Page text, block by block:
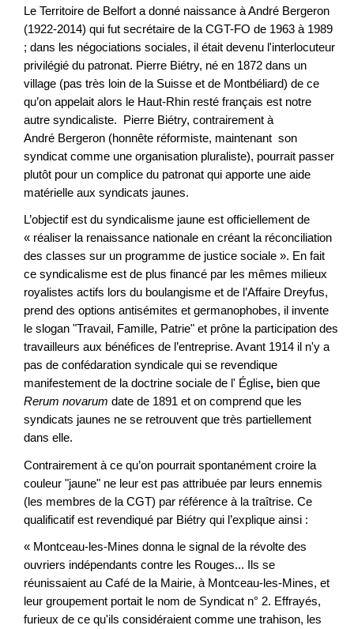
Le Territoire de Belfort a donné naissance à André Bergeron
(1922-2014) qui fut secrétaire de la CGT-FO de 1963 à 1989
; dans les négociations sociales, il était devenu l'interlocuteur
privilégié du patronat. Pierre Biétry, né en 1872 dans un
village (pas très loin de la Suisse et de Montbéliard) de ce
qu’on appelait alors le Haut-Rhin resté français est notre
autre syndicaliste. Pierre Biétry, contrairement à
André Bergeron (honnête réformiste, maintenant son
syndicat comme une organisation pluraliste), pourrait passer
plutôt pour un complice du patronat qui apporte une aide
matérielle aux syndicats jaunes.
L’objectif est du syndicalisme jaune est officiellement de
« réaliser la renaissance nationale en créant la réconciliation
des classes sur un programme de justice sociale ». En fait
ce syndicalisme est de plus financé par les mêmes milieux
royalistes actifs lors du boulangisme et de l’Affaire Dreyfus,
prend des options antisémites et germanophobes, il invente
le slogan "Travail, Famille, Patrie" et prône la participation des
travailleurs aux bénéfices de l’entreprise. Avant 1914 il n'y a
pas de confédaration syndicale qui se revendique
manifestement de la doctrine sociale de l' Église, bien que
Rerum novarum date de 1891 et on comprend que les
syndicats jaunes ne se retrouvent que très partiellement
dans elle.
Contrairement à ce qu’on pourrait spontanément croire la
couleur "jaune" ne leur est pas attribuée par leurs ennemis
(les membres de la CGT) par référence à la traîtrise. Ce
qualificatif est revendiqué par Biétry qui l’explique ainsi :
« Montceau-les-Mines donna le signal de la révolte des
ouvriers indépendants contre les Rouges... Ils se
réunissaient au Café de la Mairie, à Montceau-les-Mines, et
leur groupement portait le nom de Syndicat n° 2. Effrayés,
furieux de ce qu'ils considéraient comme une trahison, les